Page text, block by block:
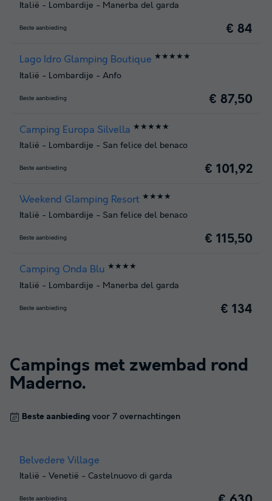
Italië - Lombardije - Manerba del garda
Beste aanbieding € 84
Lago Idro Glamping Boutique ★★★★★
Italië - Lombardije - Anfo
Beste aanbieding € 87,50
Camping Europa Silvella ★★★★★
Italië - Lombardije - San felice del benaco
Beste aanbieding € 101,92
Weekend Glamping Resort ★★★★
Italië - Lombardije - San felice del benaco
Beste aanbieding € 115,50
Camping Onda Blu ★★★★
Italië - Lombardije - Manerba del garda
Beste aanbieding € 134
Campings met zwembad rond
Maderno.
Beste aanbieding voor 7 overnachtingen
Belvedere Village
Italië - Venetië - Castelnuovo di garda
Beste aanbieding